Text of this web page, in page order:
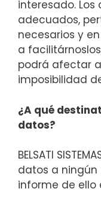
interesado.
adecuados,
necesarios y
a
podrá afectar
imposibilidad
¿A qué
datos?
BELSATI
datos a ningún
informe de ello